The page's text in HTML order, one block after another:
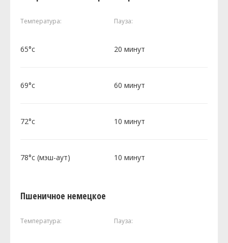
Температура: Пауза:
65°c 20 минут
69°c 60 минут
72°c 10 минут
78°c (мэш-аут) 10 минут
Пшеничное немецкое
Температура: Пауза: